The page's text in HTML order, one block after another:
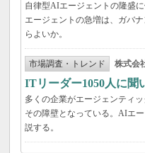
自律型AIエージェントの隆盛
エージェントの急増は、ガバ
らよいか。
市場調査・トレンド 株式会
ITリーダー1050人に聞
多くの企業がエージェンティ
その障壁となっている。AIエ
説する。